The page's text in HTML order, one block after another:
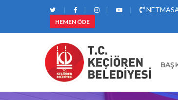
HEMEN ÖDE